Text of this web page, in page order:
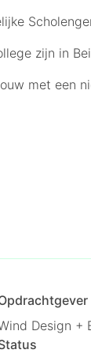
zijn in
met een
Design +